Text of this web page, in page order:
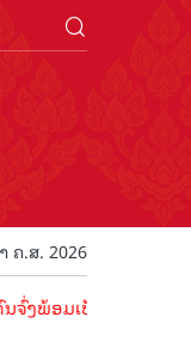
ຄ.ສ. 2026
ນເຈົ້າພາບທີ່ດີ ຕ້ອນຮັ